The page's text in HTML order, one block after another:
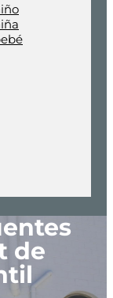
de